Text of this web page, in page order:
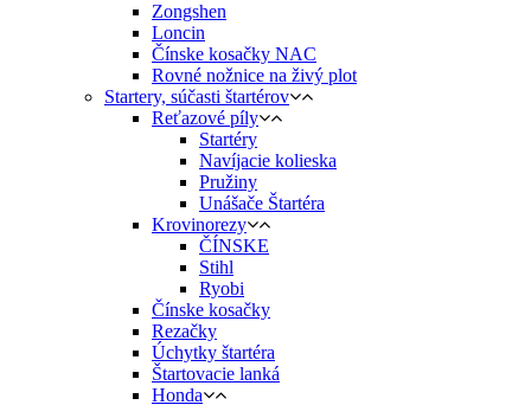
Zongshen
Loncin
Čínske kosačky NAC
Rovné nožnice na živý plot
Startery, súčasti štartérov
Reťazové píly
Startéry
Navíjacie kolieska
Pružiny
Unášače Štartéra
Krovinorezy
ČÍNSKE
Stihl
Ryobi
Čínske kosačky
Rezačky
Úchytky štartéra
Štartovacie lanká
Honda